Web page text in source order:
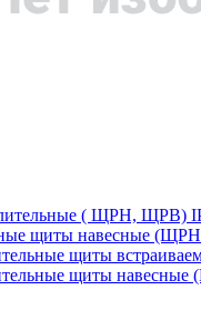
( ЩРН, ЩРВ)
щиты навесные (ЩРН
щиты
щиты